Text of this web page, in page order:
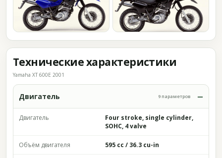
Технические характеристики
Yamaha XT 600E 2001
Двигатель 9 параметров
Двигатель
Four stroke, single cylinder,
SOHC, 4 valve
Объём двигателя 595 cc / 36.3 cu-in